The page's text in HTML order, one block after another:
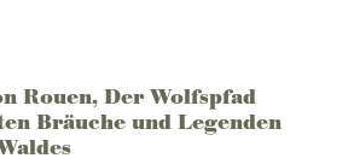
Rouen, Der Wolfspfad
Bräuche und Legenden